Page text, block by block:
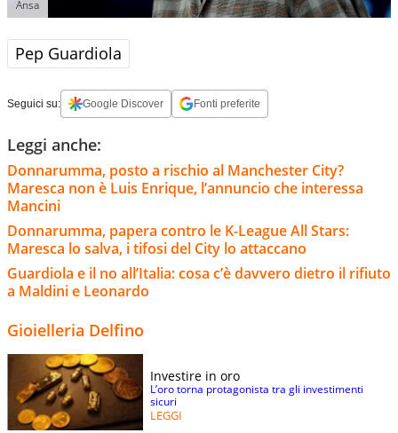
Ansa
Pep Guardiola
Seguici su: Google Discover Fonti preferite
Leggi anche:
Donnarumma, posto a rischio al Manchester City?
Maresca non è Luis Enrique, l’annuncio che interessa
Mancini
Donnarumma, papera contro le K-League All Stars:
Maresca lo salva, i tifosi del City lo attaccano
Guardiola e il no all’Italia: cosa c’è davvero dietro il rifiuto
a Maldini e Leonardo
Gioielleria Delfino
Investire in oro
L’oro torna protagonista tra gli investimenti
sicuri
LEGGI